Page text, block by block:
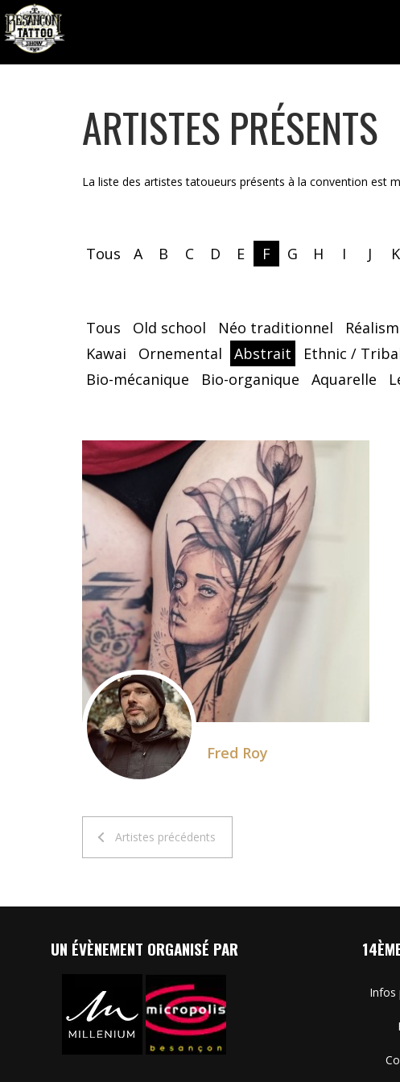
ARTISTES PRÉSENTS
La liste des artistes tatoueurs présents à la convention est
Tous A B C D E F G H I J K
Tous Old school Néo traditionnel
Kawai
Ornemental Abstrait Ethnic /
Bio-mécanique
Bio-organique Aquarelle
Fred Roy
Artistes précédents
UN ÉVÈNEMENT ORGANISÉ PAR
Infos